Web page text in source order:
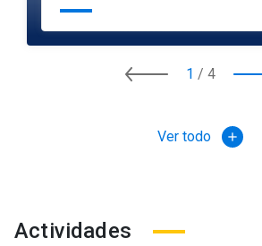
1 / 4
Ver todo add
Actividades